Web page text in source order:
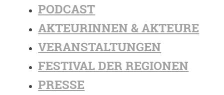
PODCAST
AKTEURINNEN & AKTEURE
VERANSTALTUNGEN
FESTIVAL DER REGIONEN
PRESSE